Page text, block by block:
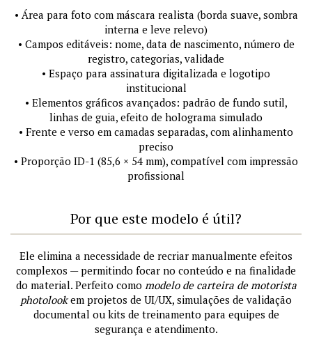
• Área para foto com máscara realista (borda suave, sombra
interna e leve relevo)
• Campos editáveis: nome, data de nascimento, número de
registro, categorias, validade
• Espaço para assinatura digitalizada e logotipo
institucional
• Elementos gráficos avançados: padrão de fundo sutil,
linhas de guia, efeito de holograma simulado
• Frente e verso em camadas separadas, com alinhamento
preciso
• Proporção ID-1 (85,6 × 54 mm), compatível com impressão
profissional
Por que este modelo é útil?
Ele elimina a necessidade de recriar manualmente efeitos
complexos — permitindo focar no conteúdo e na finalidade
do material. Perfeito como modelo de carteira de motorista
photolookem projetos de UI/UX, simulações de validação
documental ou kits de treinamento para equipes de
segurança e atendimento.